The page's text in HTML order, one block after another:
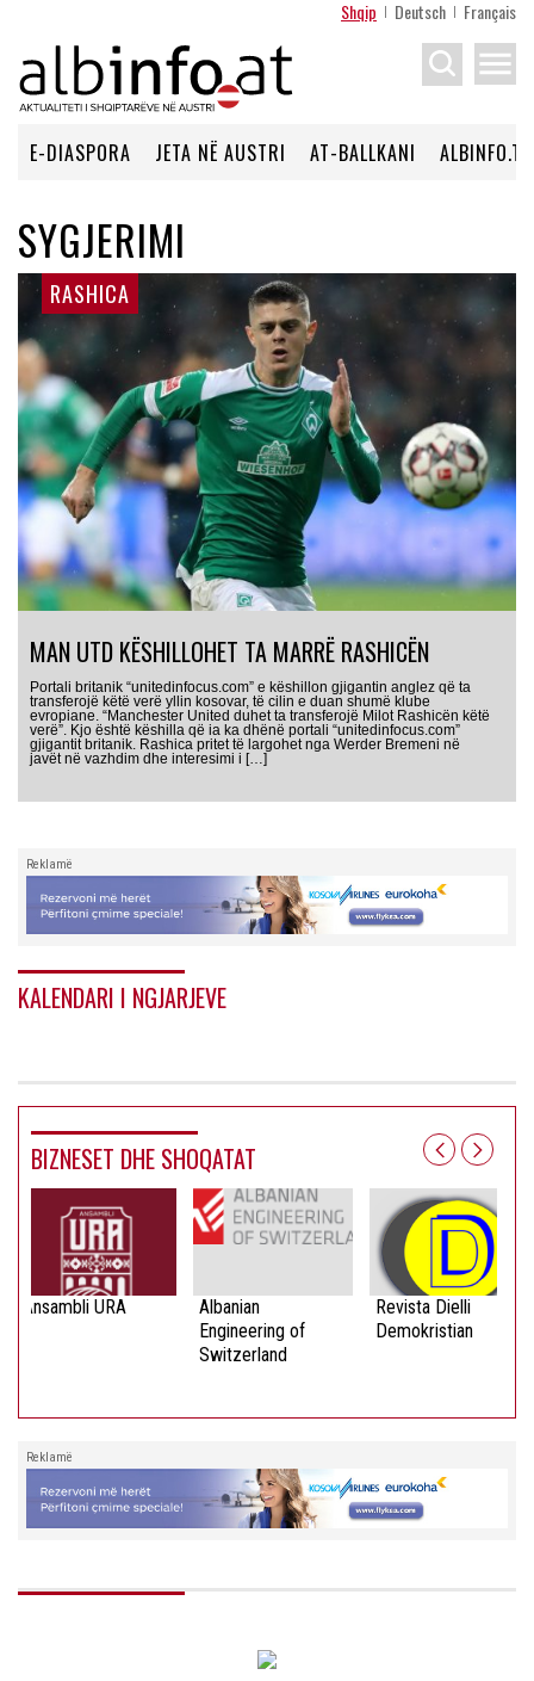
Shqip Deutsch Français
menu
E-DIASPORA JETA NË AUSTRI AT-BALLKANI ALBINFO.TV
SYGJERIMI
RASHICA
MAN UTD KËSHILLOHET TA MARRË RASHICËN
Portali britanik “unitedinfocus.com” e këshillon gjigantin anglez që ta
transferojë këtë verë yllin kosovar, të cilin e duan shumë klube
evropiane. “Manchester United duhet ta transferojë Milot Rashicën këtë
verë”. Kjo është këshilla që ia ka dhënë portali “unitedinfocus.com”
gjigantit britanik. Rashica pritet të largohet nga Werder Bremeni në
javët në vazhdim dhe interesimi i […]
Reklamë
KALENDARI I NGJARJEVE
BIZNESET DHE SHOQATAT
Ansambli URA
Albanian
Engineering of
Switzerland
Revista Dielli
Demokristian
Reklamë